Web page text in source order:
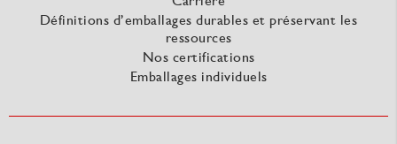
Définitions d’emballages durables et préservant les
ressources
Nos certifications
Emballages individuels